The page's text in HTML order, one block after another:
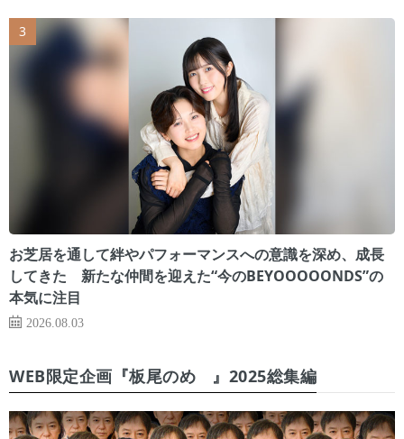
お芝居を通して絆やパフォーマンスへの意識を深め、成長
してきた 新たな仲間を迎えた“今のBEYOOOOONDS”の
本気に注目
2026.08.03
WEB限定企画『板尾のめ゙』2025総集編